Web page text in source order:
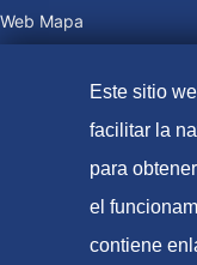
Web Mapa
© Patente
Este sitio
facilitar la
para
el
contiene